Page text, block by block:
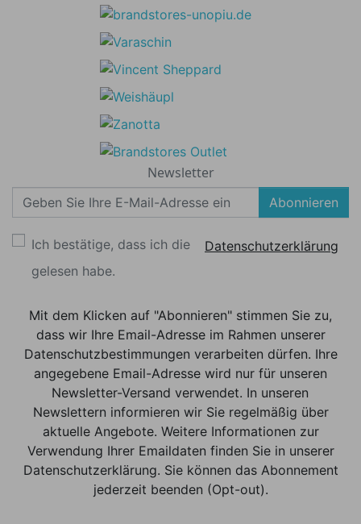
Newsletter
Abonnieren
Ich bestätige, dass ich die
Datenschutzerklärung
gelesen habe.
Mit dem Klicken auf "Abonnieren" stimmen Sie zu,
dass wir Ihre Email-Adresse im Rahmen unserer
Datenschutzbestimmungen verarbeiten dürfen. Ihre
angegebene Email-Adresse wird nur für unseren
Newsletter-Versand verwendet. In unseren
Newslettern informieren wir Sie regelmäßig über
aktuelle Angebote. Weitere Informationen zur
Verwendung Ihrer Emaildaten finden Sie in unserer
Datenschutzerklärung. Sie können das Abonnement
jederzeit beenden (Opt-out).